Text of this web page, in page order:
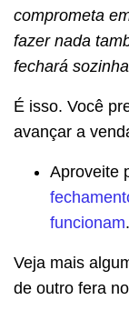
comprometa
fazer nada
fechará
É isso. Você
avançar a
Aproveite
funcionam.
Veja mais
de outro fera